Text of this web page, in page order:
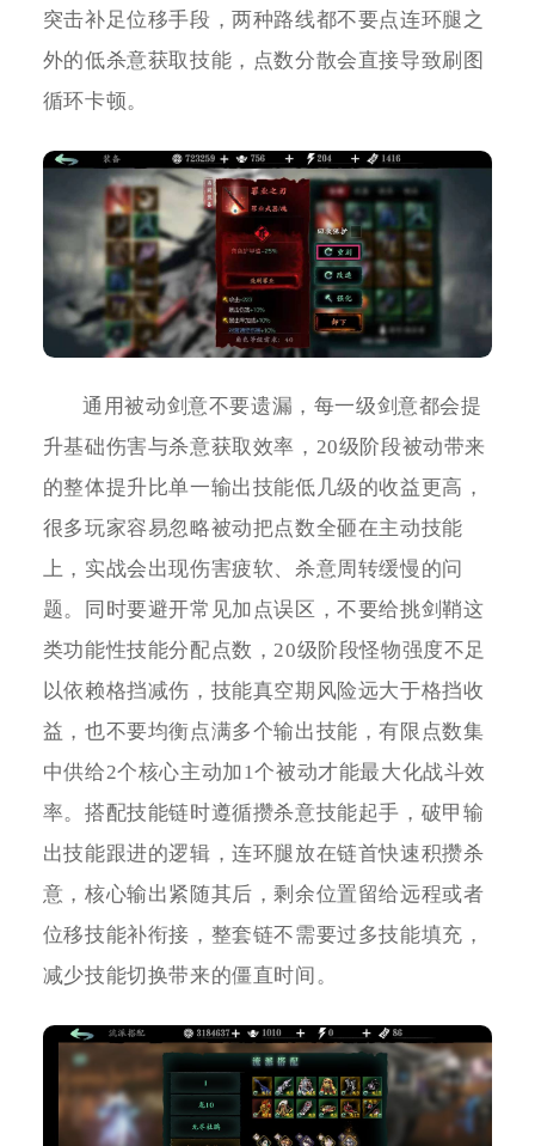
突击补足位移手段，两种路线都不要点连环腿之
外的低杀意获取技能，点数分散会直接导致刷图
循环卡顿。
通用被动剑意不要遗漏，每一级剑意都会提
升基础伤害与杀意获取效率，20级阶段被动带来
的整体提升比单一输出技能低几级的收益更高，
很多玩家容易忽略被动把点数全砸在主动技能
上，实战会出现伤害疲软、杀意周转缓慢的问
题。同时要避开常见加点误区，不要给挑剑鞘这
类功能性技能分配点数，20级阶段怪物强度不足
以依赖格挡减伤，技能真空期风险远大于格挡收
益，也不要均衡点满多个输出技能，有限点数集
中供给2个核心主动加1个被动才能最大化战斗效
率。搭配技能链时遵循攒杀意技能起手，破甲输
出技能跟进的逻辑，连环腿放在链首快速积攒杀
意，核心输出紧随其后，剩余位置留给远程或者
位移技能补衔接，整套链不需要过多技能填充，
减少技能切换带来的僵直时间。